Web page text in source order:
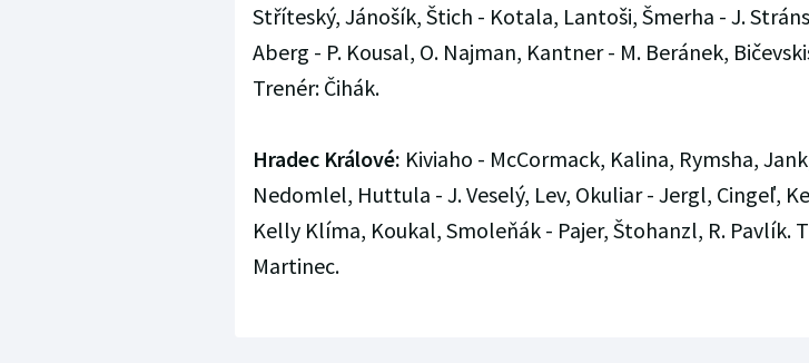
Stříteský, Jánošík, Štich - Kotala, Lantoši, Šmerha - J.
Aberg - P. Kousal, O. Najman, Kantner - M. Beránek,
Trenér: Čihák.
Hradec Králové: Kiviaho - McCormack, Kalina, Rymsha,
Nedomlel, Huttula - J. Veselý, Lev, Okuliar - Jergl, Cingeľ,
Kelly Klíma, Koukal, Smoleňák - Pajer, Štohanzl, R. Pavlík.
Martinec.